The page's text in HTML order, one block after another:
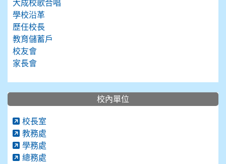
大成校歌合唱
學校沿革
歷任校長
教育儲蓄戶
校友會
家長會
校內單位
校長室
教務處
學務處
總務處